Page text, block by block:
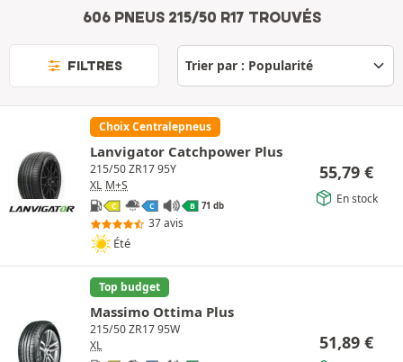
606 PNEUS 215/50 R17 TROUVÉS
FILTRES
Choix Centralepneus
Lanvigator Catchpower Plus
215/50 ZR17 95Y
XL M+S
C C B 71 db
37 avis
Été
55,79 €
En stock
Top budget
Massimo Ottima Plus
215/50 ZR17 95W
XL
51,89 €